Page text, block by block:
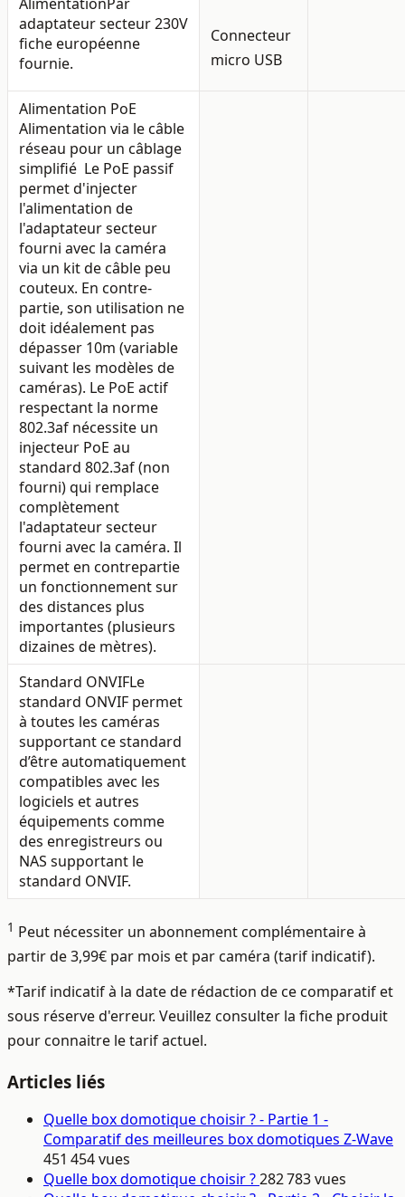
adaptateur secteur 230V
fiche européenne
fournie.
Connecteur
micro USB
Alimentation PoE
Alimentation via le câble
réseau pour un câblage
simplifié Le PoE passif
permet d'injecter
l'alimentation de
l'adaptateur secteur
fourni avec la caméra
via un kit de câble peu
couteux. En contre-
partie, son utilisation ne
doit idéalement pas
dépasser 10m (variable
suivant les modèles de
caméras). Le PoE actif
respectant la norme
802.3af nécessite un
injecteur PoE au
standard 802.3af (non
fourni) qui remplace
complètement
l'adaptateur secteur
fourni avec la caméra. Il
permet en contrepartie
un fonctionnement sur
des distances plus
importantes (plusieurs
dizaines de mètres).
Standard ONVIFLe
standard ONVIF permet
à toutes les caméras
supportant ce standard
d’être automatiquement
compatibles avec les
logiciels et autres
équipements comme
des enregistreurs ou
NAS supportant le
standard ONVIF.
1 Peut nécessiter un abonnement complémentaire à
partir de 3,99€ par mois et par caméra (tarif indicatif).
*Tarif indicatif à la date de rédaction de ce comparatif et
sous réserve d'erreur. Veuillez consulter la fiche produit
pour connaitre le tarif actuel.
Articles liés
Quelle box domotique choisir ? - Partie 1 -
Comparatif des meilleures box domotiques Z-Wave
451 454 vues
Quelle box domotique choisir ?282 783 vues